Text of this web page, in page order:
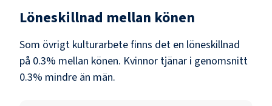
Löneskillnad mellan könen
Som övrigt kulturarbetefinns det en löneskillnad
på 0.3% mellan könen. Kvinnor tjänar i genomsnitt
0.3% mindre än män.